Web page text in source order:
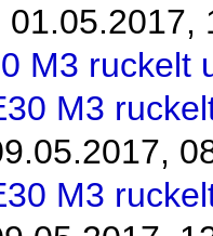
01.05.2017,
M3 ruckelt
M3
M3